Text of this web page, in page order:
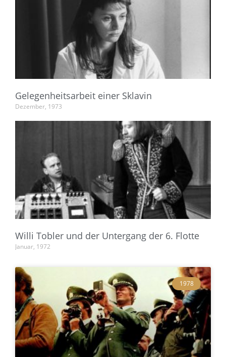
Gelegenheitsarbeit einer Sklavin
Dezember, 1973
Willi Tobler und der Untergang der 6. Flotte
Januar, 1972
1978